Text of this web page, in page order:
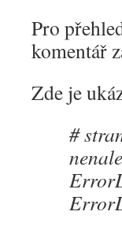
Pro
komentář
Zde je
#